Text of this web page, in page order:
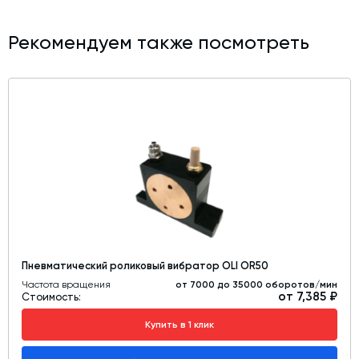
Рекомендуем также посмотреть
Пневматический роликовый вибратор OLI OR50
Частота вращения от 7000 до 35000 оборотов/мин
Стоимость: от 7,385 ₽
Купить в 1 клик